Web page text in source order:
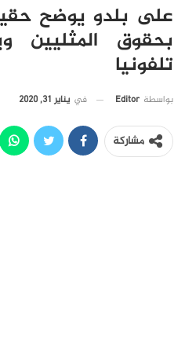
على بلدو يوضح
بحقوق المثليين
تلفونيا
بواسطة Editor في يناير 31, 2020
مشاركة